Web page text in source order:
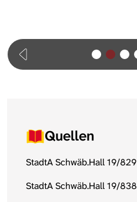
Quellen
StadtA Schwäb.Hall 19/829
StadtA Schwäb.Hall 19/838